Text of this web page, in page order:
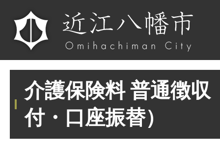
介護保険料 普通徴収
付・口座振替）